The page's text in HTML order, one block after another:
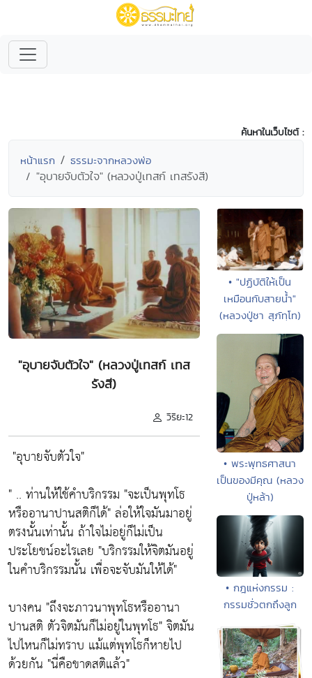
ค้นหาในเว็บไซต์ :
หน้าแรก ธรรมะจากหลวงพ่อ
"อุบายจับตัวใจ" (หลวงปู่เทสก์ เทสรังสี)
"อุบายจับตัวใจ" (หลวงปู่เทสก์ เทส
รังสี)
วิริยะ12
"อุบายจับตัวใจ"
" .. ท่านให้ใช้คำบริกรรม "จะเป็นพุทโธ
หรืออานาปานสติก็ได้"ล่อให้ใจมันมาอยู่
ตรงนั้นเท่านั้น ถ้าใจไม่อยู่ก็ไม่เป็น
ประโยชน์อะไรเลย "บริกรรมให้จิตมันอยู่
ในคำบริกรรมนั้น เพื่อจะจับมันให้ได้"
บางคน "ถึงจะภาวนาพุทโธหรืออานา
ปานสติ ตัวจิตมันก็ไม่อยู่ในพุทโธ"จิตมัน
ไปไหนก็ไม่ทราบ แม้แต่พุทโธก็หายไป
ด้วยกัน "นี่คือขาดสติแล้ว"
• "ปฏิบัติให้เป็น
เหมือนกับสายน้ำ"
(หลวงปู่ชา สุภัทฺโท)
• พระพุทธศาสนา
เป็นของมีคุณ (หลวง
ปู่หล้า)
• กฎแห่งกรรม :
กรรมชั่วตกถึงลูก